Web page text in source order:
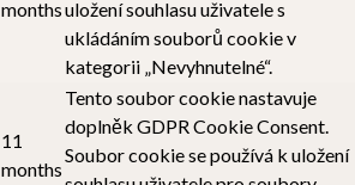
monthsuložení souhlasu uživatele s
ukládáním souborů cookie v
kategorii „Nevyhnutelné“.
11
months
Tento soubor cookie nastavuje
doplněk GDPR Cookie Consent.
Soubor cookie se používá k uložení